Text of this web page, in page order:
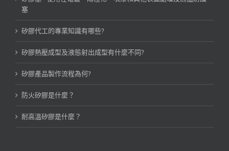
塞
矽膠代工的專業知識有哪些?
矽膠熱壓成型及液態射出成型有什麼不同?
矽膠產品製作流程為何?
防火矽膠是什麼？
耐高溫矽膠是什麼？